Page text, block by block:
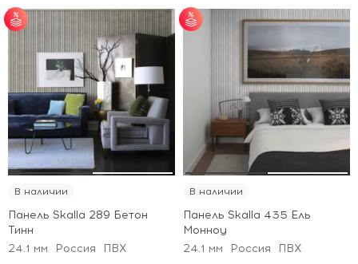
от 30 м² - скидка 5%;
от 50 м² - скидка 7%;
от 100 м² - скидка
10%.
В наличии
Панель Skalla 289 Бетон
Тинн
24.1 мм
Россия ПВХ
от 30 м² - скидка 5%;
от 50 м² - скидка 7%;
от 100 м² - скидка
10%.
В наличии
Панель Skalla 435 Ель
Монноу
24.1 мм
Россия ПВХ